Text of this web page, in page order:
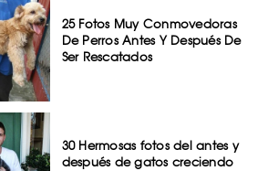
25 Fotos Muy Conmovedoras
De Perros Antes Y Después De
Ser Rescatados
30 Hermosas fotos del antes y
después de gatos creciendo